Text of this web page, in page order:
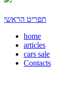
תפריט הראשי
home
articles
cars sale
Contacts